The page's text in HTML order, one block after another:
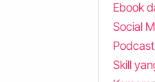
Ebook
Social
Skill